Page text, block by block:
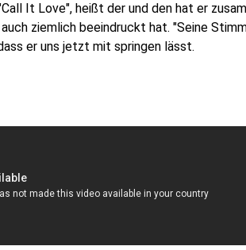
It Love", heißt der und den hat er
ziemlich beeindruckt hat. "Seine
er uns jetzt mit springen lässt.